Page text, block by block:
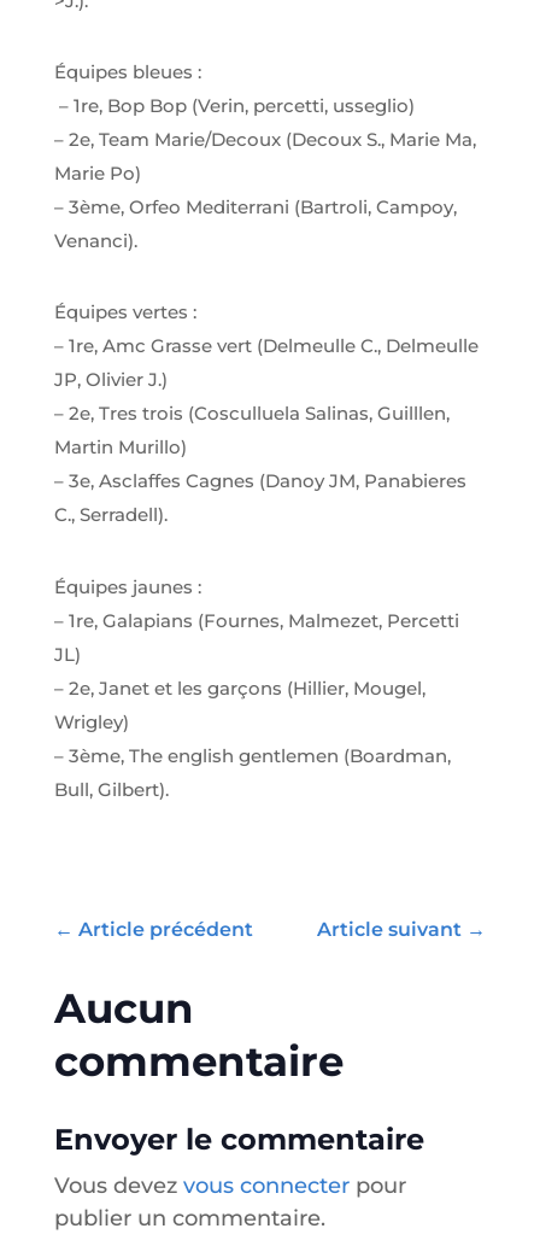
Équipes bleues :
– 1re, Bop Bop (Verin, percetti, usseglio)
– 2e, Team Marie/Decoux (Decoux S., Marie Ma,
Marie Po)
– 3ème, Orfeo Mediterrani (Bartroli, Campoy,
Venanci).
Équipes vertes :
– 1re, Amc Grasse vert (Delmeulle C., Delmeulle
JP, Olivier J.)
– 2e, Tres trois (Cosculluela Salinas, Guilllen,
Martin Murillo)
– 3e, Asclaffes Cagnes (Danoy JM, Panabieres
C., Serradell).
Équipes jaunes :
– 1re, Galapians (Fournes, Malmezet, Percetti
JL)
– 2e, Janet et les garçons (Hillier, Mougel,
Wrigley)
– 3ème, The english gentlemen (Boardman,
Bull, Gilbert).
← Article précédent Article suivant →
Aucun
commentaire
Envoyer le commentaire
Vous devez vous connecterpour
publier un commentaire.